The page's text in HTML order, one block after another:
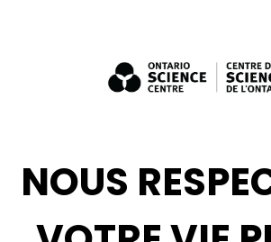
Expositions : ventes et location + consultation
Infolettre
NOUS